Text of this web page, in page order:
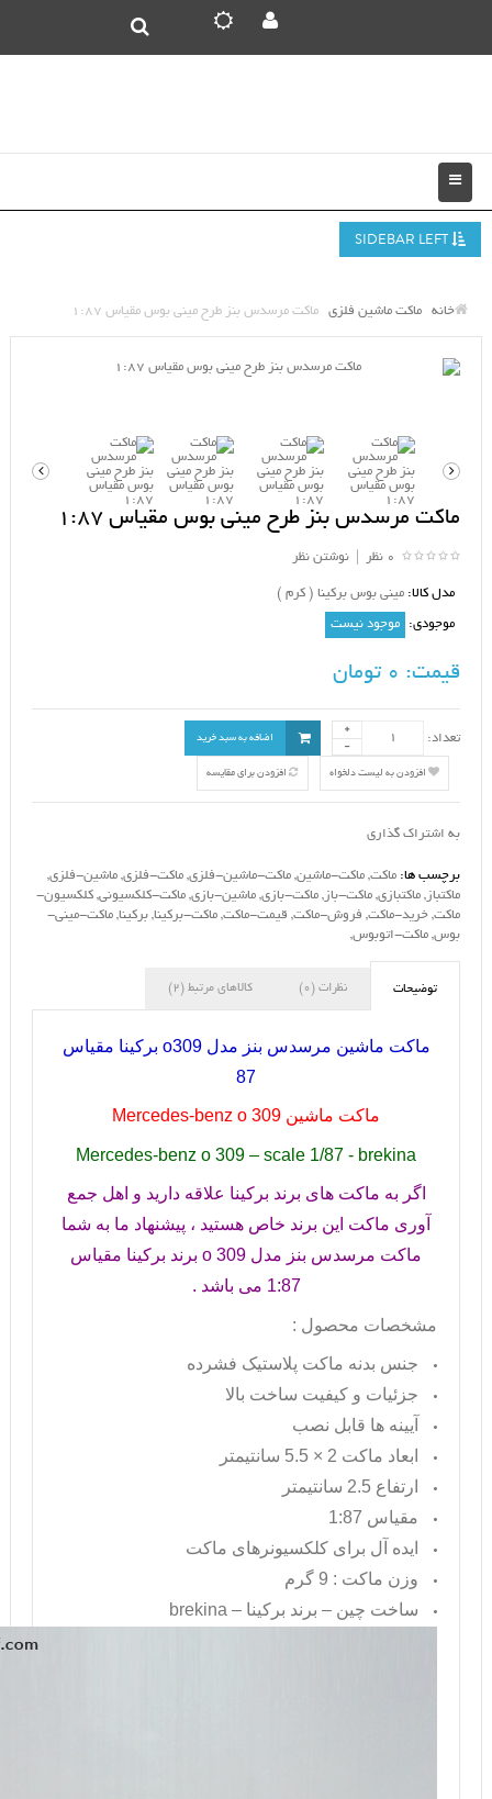
خانه ماکت ماشین فلزی ماکت مرسدس بنز طرح مینی بوس مقیاس 1:87
ماکت مرسدس بنز طرح مینی بوس مقیاس 1:87
0 نظر نوشتن نظر
مدل کالا: مینی بوس برکینا ( کرم )
موجودی: موجود نیست
قیمت:
تعداد: اضافه به سبد خرید
افزودن به لیست دلخواه افزودن برای مقایسه
به اشتراک گذاری
برچسب ها: ماکت, ماکت-ماشین, ماکت-ماشین-فلزی, ماکت-فلزی, ماشین-فلزی,
ماکتباز , ماکتبازی, ماکت-باز , ماکت-بازی, ماشین-بازی, ماکت-کلکسیونی, کلکسیون-
ماکت, خرید-ماکت, فروش-ماکت, قیمت-ماکت, ماکت-برکینا, برکینا, ماکت-مینی-
بوس, ماکت-اتوبوس,
توضیحات نظرات (0) کالاهای مرتبط (2)
ماکت ماشین مرسدس بنز مدلo309 برکینا مقیاس
87
ماکت ماشین Mercedes-benz o 309
Mercedes-benz o 309 – scale 1/87 - brekina
اگر به ماکت های برند برکینا علاقه دارید و اهل جمع
آوری ماکت این برند خاص هستید ، پیشنهاد ما به شما
ماکت مرسدس بنز مدل o 309 برند برکینا مقیاس
1:87 می باشد .
مشخصات محصول :
جنس بدنه ماکت پلاستیک فشرده
جزئیات و کیفیت ساخت بالا
آیینه ها قابل نصب
ابعاد ماکت 2 × 5.5 سانتیمتر
ارتفاع 2.5 سانتیمتر
مقیاس 1:87
ایده آل برای کلکسیونرهای ماکت
وزن ماکت : 9 گرم
ساخت چین – برند برکینا – brekina